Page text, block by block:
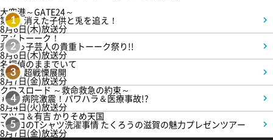
1
大空港～GATE24～
第3話 消えた子供と兎を追え！
8月6日(木)放送分
2
アメトーーク！
売れっ子芸人の貴重トーーク祭り!!
8月6日(木)放送分
3
名探偵のままでいて
第4話 超戦慄展開
8月7日(金)放送分
4
クロスロード ～救命救急の約束～
＃5 病院激震！パワハラ＆医療事故!?
8月4日(火)放送分
5
マツコ＆有吉 かりそめ天国
マツコのTシャツ洗濯事情 たくろうの滋賀の魅力プレゼンツアー
8月7日(金)放送分